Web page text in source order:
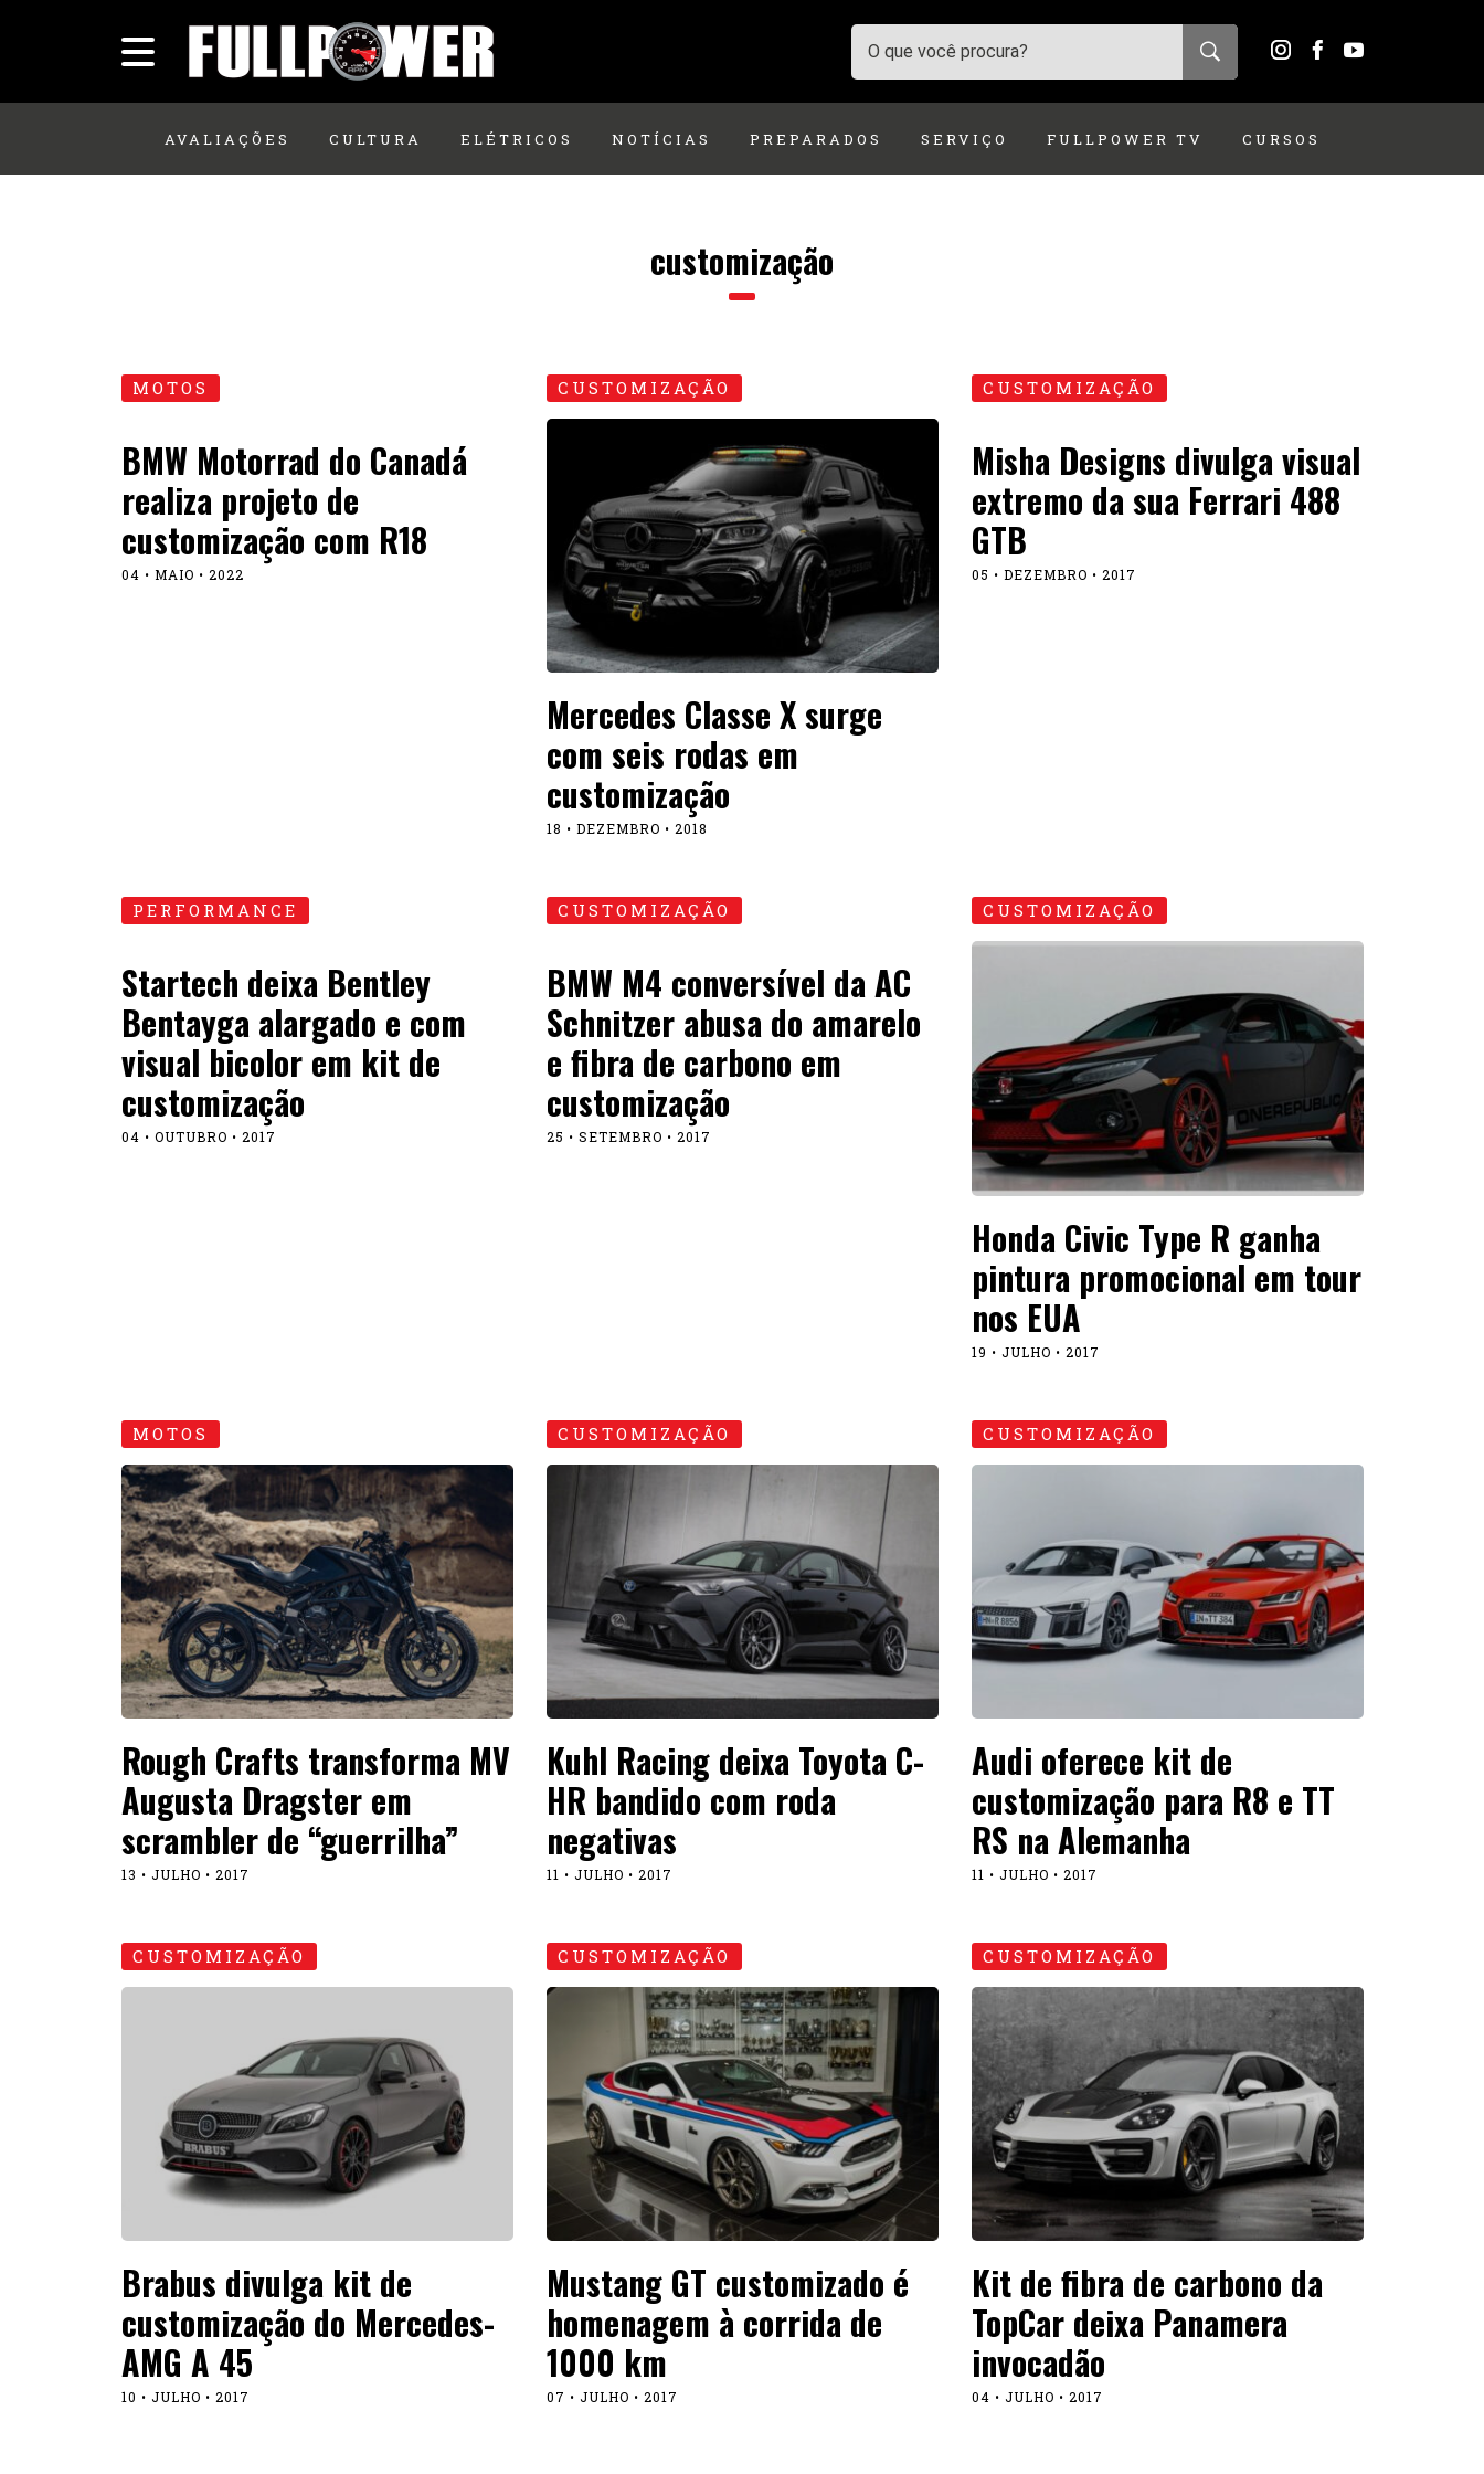
AVALIAÇÕES CULTURA ELÉTRICOS NOTÍCIAS PREPARADOS SERVIÇO FULLPOWER TV CURSOS
customização
MOTOS
BMW Motorrad do Canadá
realiza projeto de
customização com R18
04 • MAIO • 2022
CUSTOMIZAÇÃO
Mercedes Classe X surge
com seis rodas em
customização
18 • DEZEMBRO • 2018
CUSTOMIZAÇÃO
Misha Designs divulga visual
extremo da sua Ferrari 488
GTB
05 • DEZEMBRO • 2017
PERFORMANCE
Startech deixa Bentley
Bentayga alargado e com
visual bicolor em kit de
customização
04 • OUTUBRO • 2017
CUSTOMIZAÇÃO
BMW M4 conversível da AC
Schnitzer abusa do amarelo
e fibra de carbono em
customização
25 • SETEMBRO • 2017
CUSTOMIZAÇÃO
Honda Civic Type R ganha
pintura promocional em tour
nos EUA
19 • JULHO • 2017
MOTOS
Rough Crafts transforma MV
Augusta Dragster em
scrambler de “guerrilha”
13 • JULHO • 2017
CUSTOMIZAÇÃO
Kuhl Racing deixa Toyota C-
HR bandido com roda
negativas
11 • JULHO • 2017
CUSTOMIZAÇÃO
Audi oferece kit de
customização para R8 e TT
RS na Alemanha
11 • JULHO • 2017
CUSTOMIZAÇÃO
Brabus divulga kit de
customização do Mercedes-
AMG A 45
10 • JULHO • 2017
CUSTOMIZAÇÃO
Mustang GT customizado é
homenagem à corrida de
1000 km
07 • JULHO • 2017
CUSTOMIZAÇÃO
Kit de fibra de carbono da
TopCar deixa Panamera
invocadão
04 • JULHO • 2017